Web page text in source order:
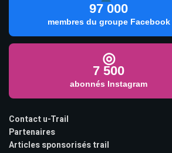
97 000
membres du groupe Facebook
◎
7 500
abonnés Instagram
Contact u-Trail
Partenaires
Articles sponsorisés trail